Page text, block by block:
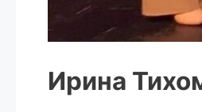
Ирина